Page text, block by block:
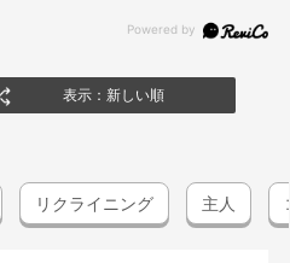
表示：新しい順
リクライニング 主人